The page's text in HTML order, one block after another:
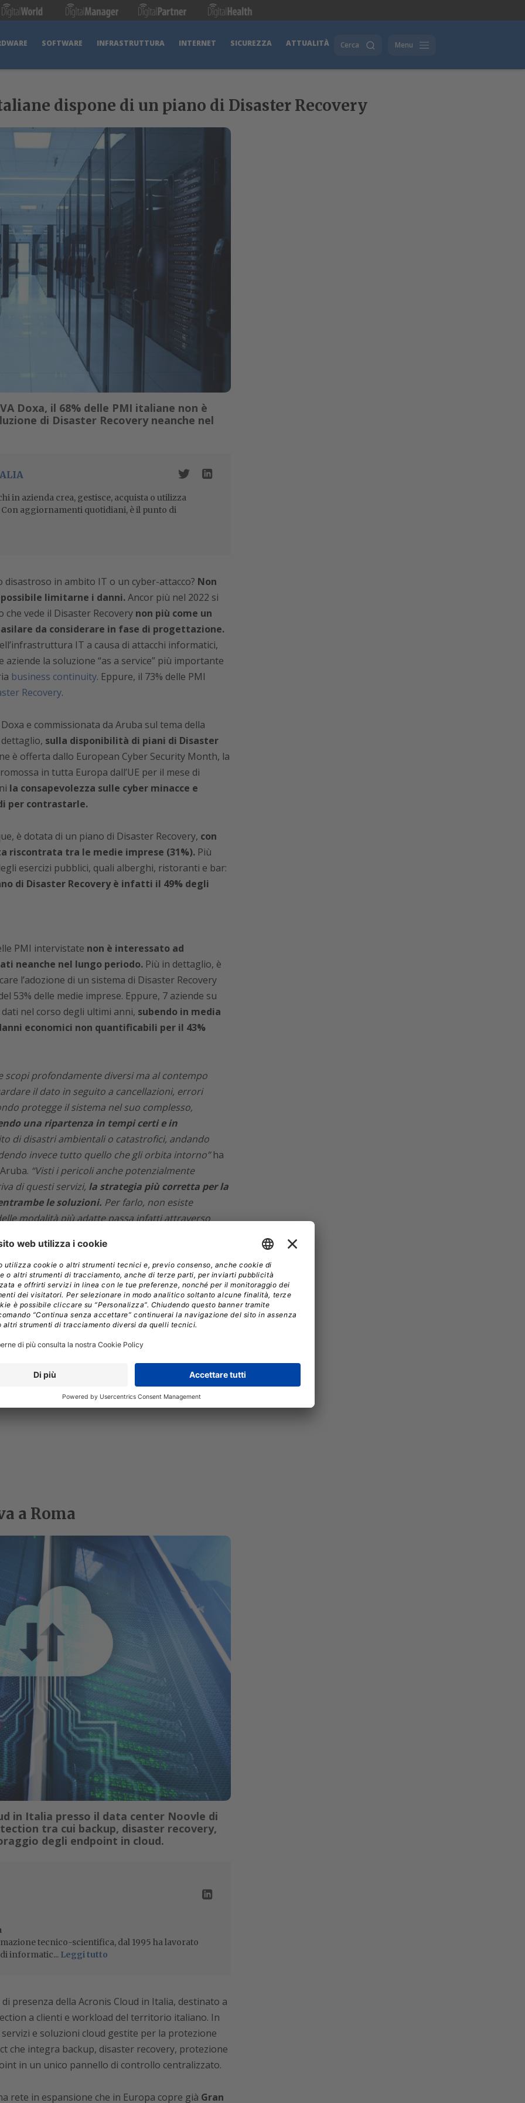
SOFTWARE INFRASTRUTTURA INTERNET SICUREZZA ATTUALITÀ Cerca Menu
dispone di un piano di Disaster Recovery
Doxa, il 68% delle PMI italiane non è
di Disaster Recovery neanche nel
in azienda crea, gestisce, acquista o utilizza
aggiornamenti quotidiani, è il punto di
in ambito IT o un cyber-attacco? Non
limitarne i danni.Ancor più nel 2022 si
vede il Disaster Recovery non più come un
da considerare in fase di progettazione.
IT a causa di attacchi informatici,
la soluzione “as a service” più importante
business continuity. Eppure, il 73% delle PMI
Recovery.
e commissionata da Aruba sul tema della
sulla disponibilità di piani di Disaster
è offerta dallo European Cyber Security Month, la
in tutta Europa dall’UE per il mese di
la consapevolezza sulle cyber minacce e
per contrastarle.
è dotata di un piano di Disaster Recovery, con
riscontrata tra le medie imprese (31%).Più
esercizi pubblici, quali alberghi, ristoranti e bar:
di Disaster Recovery è infatti il 49% degli
PMI intervistate non è interessato ad
neanche nel lungo periodo.Più in dettaglio, è
l’adozione di un sistema di Disaster Recovery
53% delle medie imprese. Eppure, 7 aziende su
nel corso degli ultimi anni, subendo in media
economici non quantificabili per il 43%
scopi profondamente diversi ma al contempo
il dato in seguito a cancellazioni, errori
protegge il sistema nel suo complesso,
una ripartenza in tempi certi e in
di disastri ambientali o catastrofici, andando
invece tutto quello che gli orbita intorno”ha
“Visti i pericoli anche potenzialmente
di questi servizi, la strategia più corretta per la
le soluzioni. Per farlo, non esiste
modalità più adatte passa infatti attraverso
dei dati e la definizione del perimetro di
costruire l’infrastruttura più adeguata a
aziendale in ogni condizione.”
a Roma
in Italia presso il data center Noovle di
tra cui backup, disaster recovery,
degli endpoint in cloud.
tecnico-scientifica, dal 1995 ha lavorato
informatic... Leggi tutto
presenza della Acronis Cloud in Italia, destinato a
a clienti e workload del territorio italiano. In
e soluzioni cloud gestite per la protezione
che integra backup, disaster recovery, protezione
in un unico pannello di controllo centralizzato.
rete in espansione che in Europa copre già Gran